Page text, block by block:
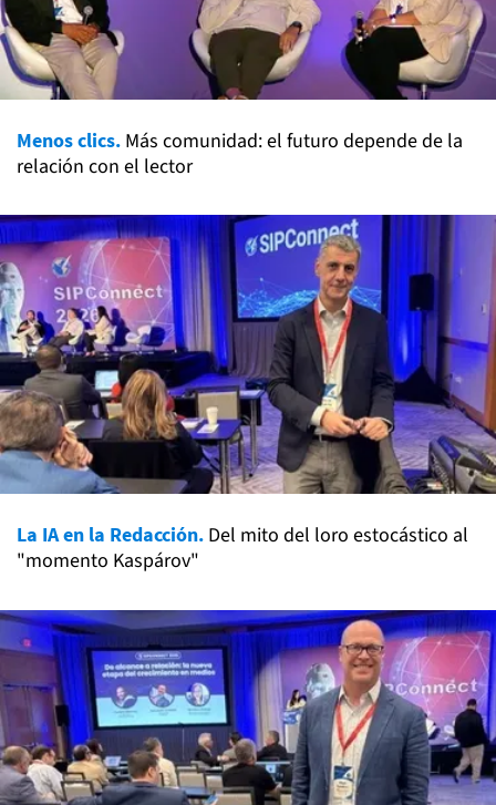
Menos clics. Más comunidad: el futuro depende de la
relación con el lector
La IA en la Redacción. Del mito del loro estocástico al
"momento Kaspárov"